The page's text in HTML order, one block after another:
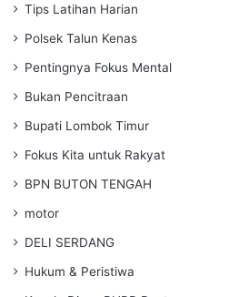
Tips Latihan Harian
Polsek Talun Kenas
Pentingnya Fokus Mental
Bukan Pencitraan
Bupati Lombok Timur
Fokus Kita untuk Rakyat
BPN BUTON TENGAH
motor
DELI SERDANG
Hukum & Peristiwa